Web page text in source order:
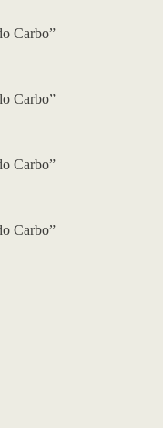
Carbo”
Carbo”
Carbo”
Carbo”